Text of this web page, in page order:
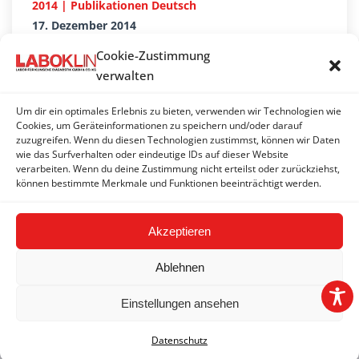
Cookie-Zustimmung
verwalten
Um dir ein optimales Erlebnis zu bieten, verwenden wir Technologien wie
Cookies, um Geräteinformationen zu speichern und/oder darauf
zuzugreifen. Wenn du diesen Technologien zustimmst, können wir Daten
wie das Surfverhalten oder eindeutige IDs auf dieser Website
verarbeiten. Wenn du deine Zustimmung nicht erteilst oder zurückziehst,
können bestimmte Merkmale und Funktionen beeinträchtigt werden.
Akzeptieren
Ablehnen
Einstellungen ansehen
Datenschutz
2014 | Publikationen Deutsch
17. Dezember 2014
2013 | Publikationen Deutsch
20. Dezember 2013
22. Dezember 2012
2011 | Publikationen Deutsch
27. Dezember 2011
FAQ|Hinweisgeber-/Meldesystem